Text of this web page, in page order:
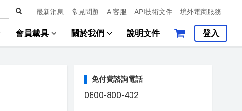
最新消息 常見問題 AI客服 API技術文件 境外電商服務
會員載具 關於我們 說明文件 登入
免付費諮詢電話
0800-800-402